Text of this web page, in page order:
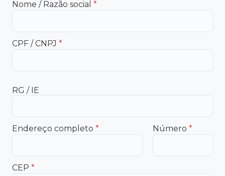
Nome / Razão social *
CPF / CNPJ *
RG / IE
Endereço completo * Número *
CEP *